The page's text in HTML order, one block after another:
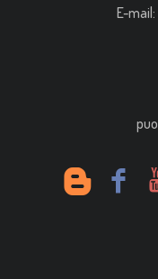
E-mail: